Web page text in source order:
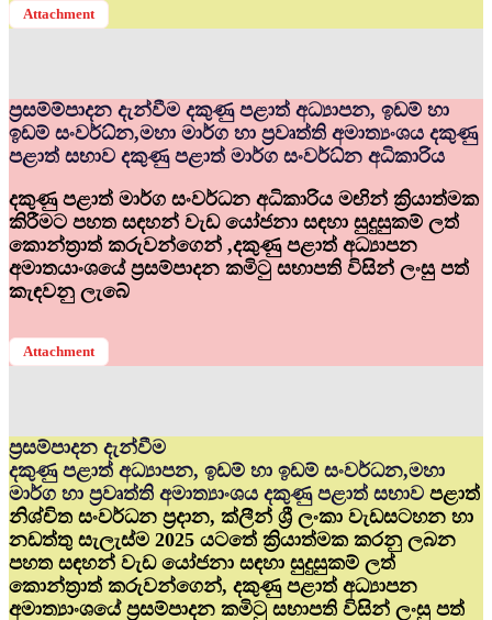
Attachment
ප්‍රසම්ම්පාදන දැන්වීම දකුණු පළාත් අධ්‍යාපන, ඉඩම් හා
ඉඩම් සංවර්ධ්‍න,මහා මාර්ග හා ප්‍රවෘත්ති අමාත්‍යංශය දකුණු
පළාත් සභාව දකුණු පළාත් මාර්ග සංවර්ධ්‍න අධිකාරිය
දකුණු පළාත් මාර්ග සංවර්ධන අධිකාරිය මඟින් ක්‍රියාත්මක
කිරීමට පහත සඳහන් වැඩ යෝජනා සඳහා සුදුසුකම් ලත්
කොන්ත්‍රාත් කරුවන්ගෙන් ,දකුණු පළාත් අධ්‍යාපන
අමාතයාංශයේ ප්‍රසම්පාදන කමිටු සභාපති විසින් ලංසු පත්
කැඳවනු ලැබේ
Attachment
ප්‍රසම්පාදන දැන්වීම
දකුණු පළාත් අධ්‍යාපන, ඉඩම් හා ඉඩම් සංවර්ධන,මහා
මාර්ග හා ප්‍රවෘත්ති අමාත්‍යාංශය දකුණු පළාත් සභාව පළාත්
නිශ්චිත සංවර්ධන ප්‍රදාන, ක්ලීන් ශ්‍රී ලංකා වැඩසටහන හා
නඩත්තු සැලැස්ම 2025 යටතේ ක්‍රියාත්මක කරනු ලබන
පහත සඳහන් වැඩ යෝජනා සඳහා සුදුසුකම් ලත්
කොන්ත්‍රාත් කරුවන්ගෙන්, දකුණු පළාත් අධ්‍යාපන
අමාත්‍යාංශයේ ප්‍රසම්පාදන කමිටු සභාපති විසින් ලංසු පත්